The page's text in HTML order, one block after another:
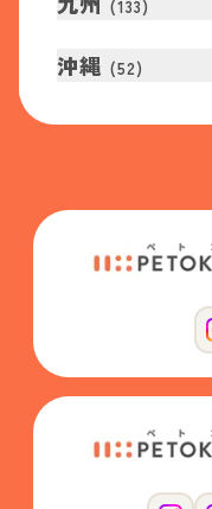
(133)
沖縄 (52)